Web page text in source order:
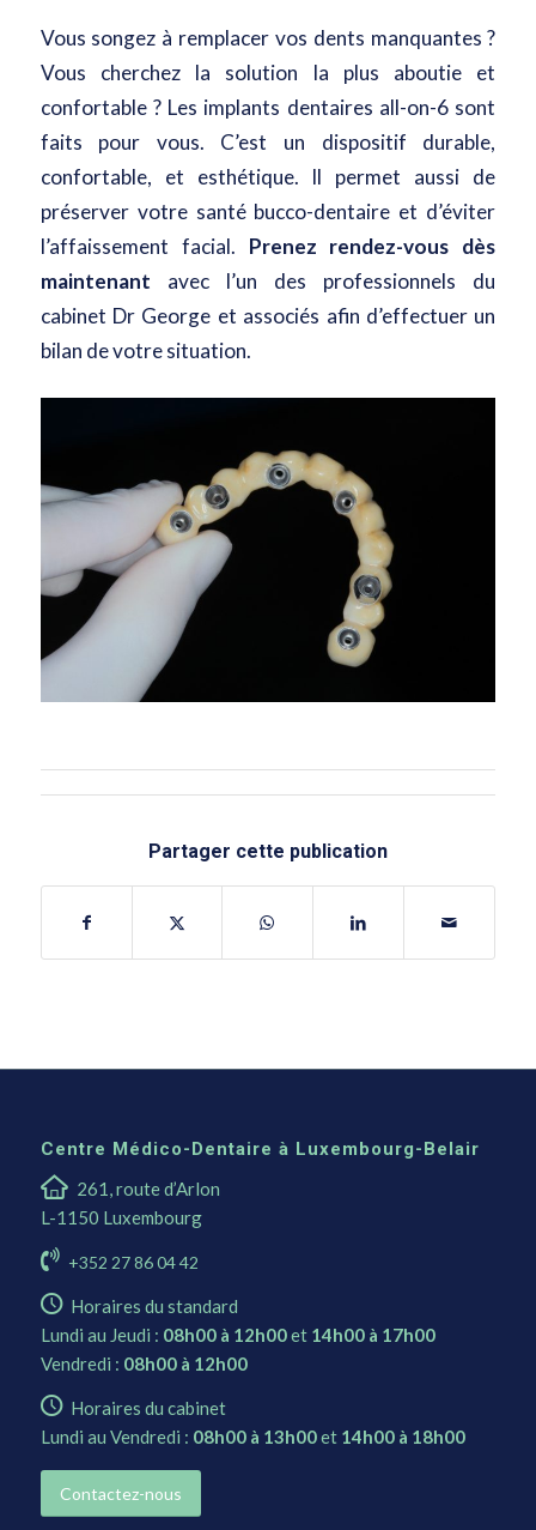
Vous songez à remplacer vos dents manquantes ?
Vous cherchez la solution la plus aboutie et
confortable ? Les implants dentaires all-on-6 sont
faits pour vous. C’est un dispositif durable,
confortable, et esthétique. Il permet aussi de
préserver votre santé bucco-dentaire et d’éviter
l’affaissement facial. Prenez rendez-vous dès
maintenant avec l’un des professionnels du
cabinet Dr George et associés afin d’effectuer un
bilan de votre situation.
Partager cette publication
Centre Médico-Dentaire à Luxembourg-Belair
261, route d’Arlon
L-1150 Luxembourg
+352 27 86 04 42
Horaires du standard
Lundi au Jeudi : 08h00 à 12h00et 14h00 à 17h00
Vendredi : 08h00 à 12h00
Horaires du cabinet
Lundi au Vendredi : 08h00 à 13h00et 14h00 à 18h00
Contactez-nous